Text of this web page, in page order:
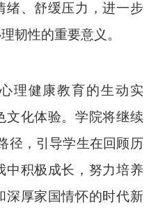
绪、舒缓压力，进一步
韧性的重要意义。
理健康教育的生动实
文化体验。学院将继续
径，引导学生在回顾历
中积极成长，努力培养
深厚家国情怀的时代新